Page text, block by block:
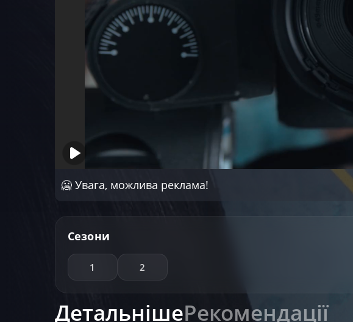
Серія 8
Серія 9
🥶 Увага, можлива реклама!
Сезони
1 2
ДетальнішеРекомендації